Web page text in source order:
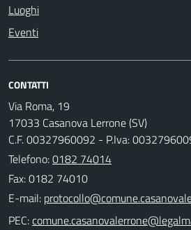
Luoghi
Eventi
CONTATTI
Via Roma, 19
17033 Casanova Lerrone (SV)
C.F. 00327960092 - P.Iva:
Telefono:0182 74014
Fax: 0182 74010
E-mail:
PEC: